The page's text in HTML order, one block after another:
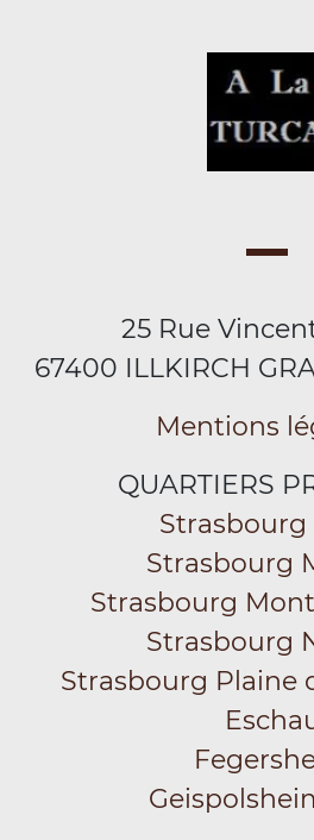
25 Rue
67400 ILLKIRCH
Mentions
QUARTIERS
Strasbourg
Strasbourg
Strasbourg
Strasbourg
Strasbourg Plaine